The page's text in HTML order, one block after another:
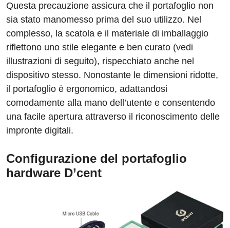
Questa precauzione assicura che il portafoglio non
sia stato manomesso prima del suo utilizzo. Nel
complesso, la scatola e il materiale di imballaggio
riflettono uno stile elegante e ben curato (vedi
illustrazioni di seguito), rispecchiato anche nel
dispositivo stesso. Nonostante le dimensioni ridotte,
il portafoglio è ergonomico, adattandosi
comodamente alla mano dell’utente e consentendo
una facile apertura attraverso il riconoscimento delle
impronte digitali.
Configurazione del portafoglio
hardware D’cent